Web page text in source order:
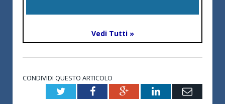
Vedi Tutti »
CONDIVIDI QUESTO ARTICOLO
TwitterFacebookGoogle+LinkedInEmail